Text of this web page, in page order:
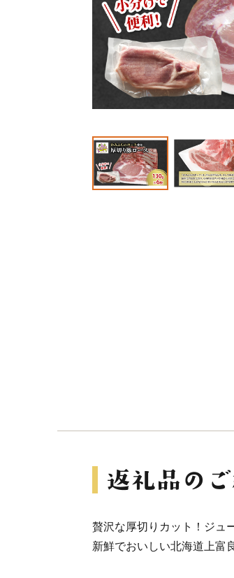
贅沢な厚切りカット！ジュ
新鮮でおいしい北海道上富